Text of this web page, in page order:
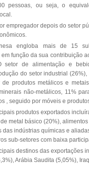
pessoas, ou seja, o
empregador depois do setor
engloba mais de 15
função da sua contribuição
setor de alimentação e
do setor industrial
produtos metálicos e
não-metálicos, 11%
, seguido por móveis e
produtos exportados
metal básico (20%),
das indústrias químicas e
sub-setores com baixa
destinos das exportações
Arábia Saudita (5,05%),